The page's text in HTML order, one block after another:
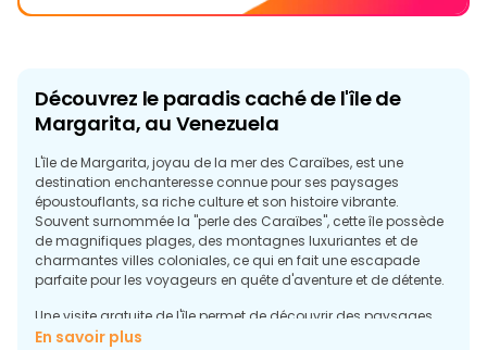
Découvrez le paradis caché de l'île de
Margarita, au Venezuela
L'île de Margarita, joyau de la mer des Caraïbes, est une
destination enchanteresse connue pour ses paysages
époustouflants, sa riche culture et son histoire vibrante.
Souvent surnommée la "perle des Caraïbes", cette île possède
de magnifiques plages, des montagnes luxuriantes et de
charmantes villes coloniales, ce qui en fait une escapade
parfaite pour les voyageurs en quête d'aventure et de détente.
Une visite gratuite de l'île permet de découvrir des paysages
époustouflants, des plages de sable de Playa El Agua aux
En savoir plus